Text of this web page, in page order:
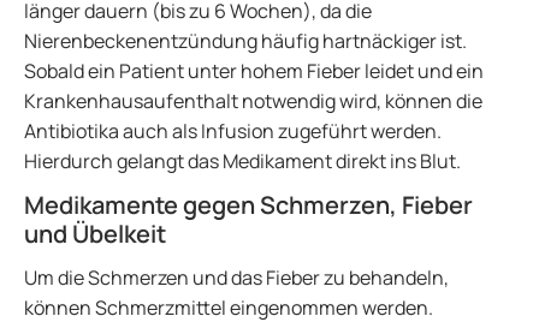
länger dauern (bis zu 6 Wochen), da die
Nierenbeckenentzündung häufig hartnäckiger ist.
Sobald ein Patient unter hohem Fieber leidet und ein
Krankenhausaufenthalt notwendig wird, können die
Antibiotika auch als Infusion zugeführt werden.
Hierdurch gelangt das Medikament direkt ins Blut.
Medikamente gegen Schmerzen, Fieber
und Übelkeit
Um die Schmerzen und das Fieber zu behandeln,
können Schmerzmittel eingenommen werden.